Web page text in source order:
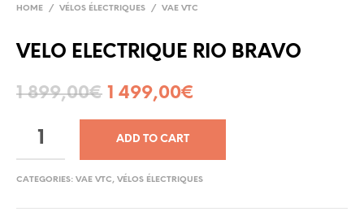
HOME / VÉLOS ÉLECTRIQUES / VAE VTC
VELO ELECTRIQUE RIO BRAVO
1 899,00€ 1 499,00€
ADD TO CART
CATEGORIES: VAE VTC, VÉLOS ÉLECTRIQUES